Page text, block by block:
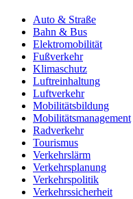
Auto & Straße
Bahn & Bus
Elektromobilität
Fußverkehr
Klimaschutz
Luftreinhaltung
Luftverkehr
Mobilitätsbildung
Mobilitätsmanagement
Radverkehr
Tourismus
Verkehrslärm
Verkehrsplanung
Verkehrspolitik
Verkehrssicherheit